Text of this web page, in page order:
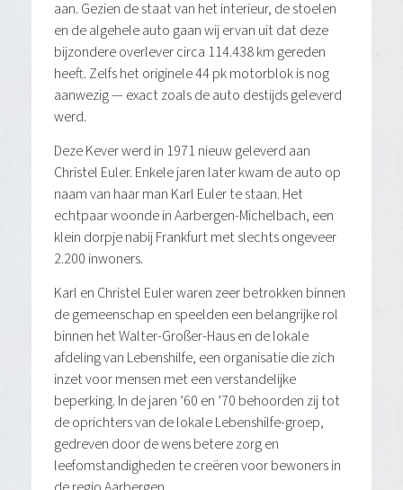
aan. Gezien de staat van het interieur, de stoelen
en de algehele auto gaan wij ervan uit dat deze
bijzondere overlever circa 114.438 km gereden
heeft. Zelfs het originele 44 pk motorblok is nog
aanwezig — exact zoals de auto destijds geleverd
werd.
Deze Kever werd in 1971 nieuw geleverd aan
Christel Euler. Enkele jaren later kwam de auto op
naam van haar man Karl Euler te staan. Het
echtpaar woonde in Aarbergen-Michelbach, een
klein dorpje nabij Frankfurt met slechts ongeveer
2.200 inwoners.
Karl en Christel Euler waren zeer betrokken binnen
de gemeenschap en speelden een belangrijke rol
binnen het Walter-Großer-Haus en de lokale
afdeling van Lebenshilfe, een organisatie die zich
inzet voor mensen met een verstandelijke
beperking. In de jaren ’60 en ’70 behoorden zij tot
de oprichters van de lokale Lebenshilfe-groep,
gedreven door de wens betere zorg en
leefomstandigheden te creëren voor bewoners in